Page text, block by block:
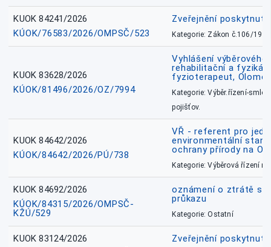
KUOK 84241/2026
KÚOK/76583/2026/OMPSČ/523
Zveřejnění
Kategorie: Zákon č.106/1999
KUOK 83628/2026
KÚOK/81496/2026/OZ/7994
Vyhlášení
rehabilitační a
fyzioterapeut,
Kategorie: Výběr.řízení-
pojišťov.
KUOK 84642/2026
KÚOK/84642/2026/PÚ/738
VŘ - referent pro
environmentální
ochrany přírody na
Kategorie: Výběrová řízení
KUOK 84692/2026
KÚOK/84315/2026/OMPSČ-
KŽÚ/529
oznámení o ztrátě
průkazu
Kategorie: Ostatní
KUOK 83124/2026
Zveřejnění